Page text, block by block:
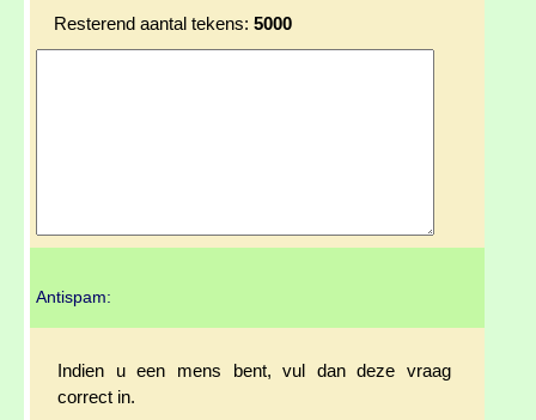
Resterend aantal tekens: 5000
Antispam:
Indien u een mens bent, vul dan deze vraag
correct in.